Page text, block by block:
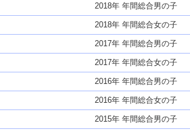
2018年 年間総合男の子
2018年 年間総合女の子
2017年 年間総合男の子
2017年 年間総合女の子
2016年 年間総合男の子
2016年 年間総合女の子
2015年 年間総合男の子